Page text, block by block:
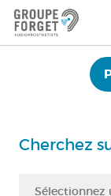
Cherchez
Sélectionnez